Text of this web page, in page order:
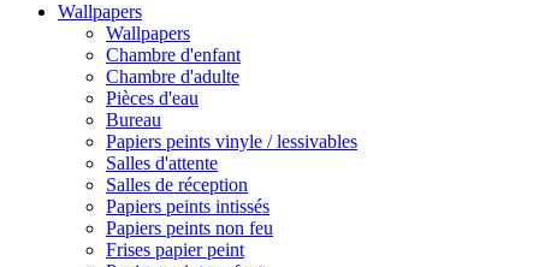
Wallpapers
Wallpapers
Chambre d'enfant
Chambre d'adulte
Pièces d'eau
Bureau
Papiers peints vinyle / lessivables
Salles d'attente
Salles de réception
Papiers peints intissés
Papiers peints non feu
Frises papier peint